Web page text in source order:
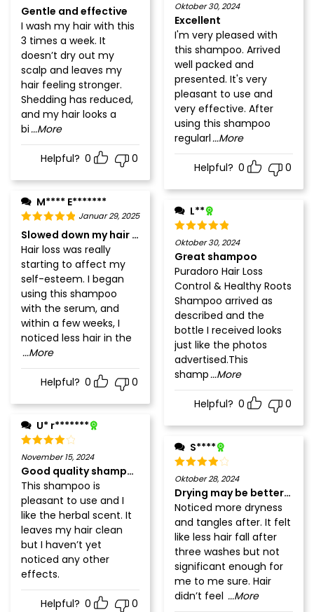
Gentle and effective
I wash my hair with this
3 times a week. It
doesn’t dry out my
scalp and leaves my
hair feeling stronger.
Shedding has reduced,
and my hair looks a
bi...More
Helpful? 0 0
M**** E*******
Januar 29, 2025
Slowed down my hair loss noticeably
Hair loss was really
starting to affect my
self-esteem. I began
using this shampoo
with the serum, and
within a few weeks, I
noticed less hair in the
...More
Helpful? 0 0
U* r*******
November 15, 2024
Good quality shampoo
This shampoo is
pleasant to use and I
like the herbal scent. It
leaves my hair clean
but I haven’t yet
noticed any other
effects.
Helpful? 0 0
Oktober 30, 2024
Excellent
I'm very pleased with
this shampoo. Arrived
well packed and
presented. It's very
pleasant to use and
very effective. After
using this shampoo
regularl...More
Helpful? 0 0
L**
Oktober 30, 2024
Great shampoo
Puradoro Hair Loss
Control & Healthy Roots
Shampoo arrived as
described and the
bottle I received looks
just like the photos
advertised.This
shamp...More
Helpful? 0 0
S****
Oktober 28, 2024
Drying may be better
Noticed more dryness
and tangles after. It felt
like less hair fall after
three washes but not
significant enough for
me to me sure. Hair
didn’t feel ...More